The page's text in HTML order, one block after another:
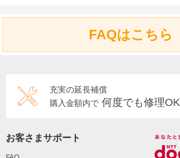
FAQはこちら
充実の延長補償
購入金額内で 何度でも修理OK
お客さまサポート